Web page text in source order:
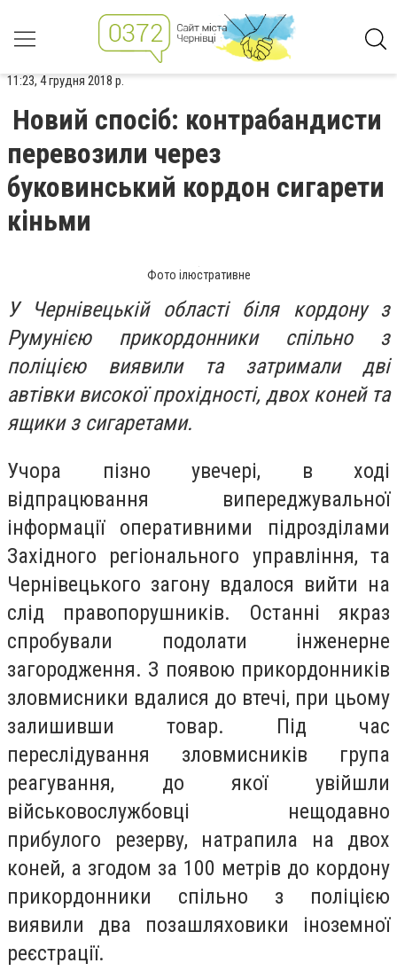
11:23, 4 грудня 2018 р.
Новий спосіб: контрабандисти
перевозили через
буковинський кордон сигарети
кіньми
Фото ілюстративне
У Чернівецькій області біля кордону з
Румунією прикордонники спільно з
поліцією виявили та затримали дві
автівки високої прохідності, двох коней та
ящики з сигаретами.
Учора пізно увечері, в ході
відпрацювання випереджувальної
інформації оперативними підрозділами
Західного регіонального управління, та
Чернівецького загону вдалося вийти на
слід правопорушників. Останні якраз
спробували подолати інженерне
загородження. З появою прикордонників
зловмисники вдалися до втечі, при цьому
залишивши товар. Під час
переслідування зловмисників група
реагування, до якої увійшли
військовослужбовці нещодавно
прибулого резерву, натрапила на двох
коней, а згодом за 100 метрів до кордону
прикордонники спільно з поліцією
виявили два позашляховики іноземної
реєстрації.